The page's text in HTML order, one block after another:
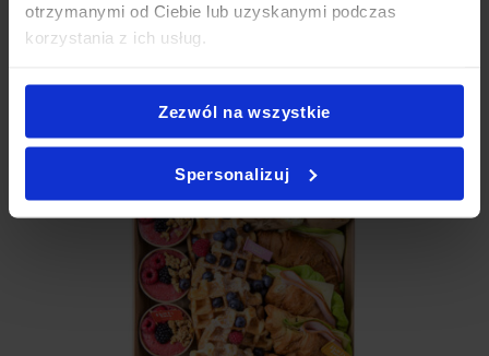
otrzymanymi od Ciebie lub uzyskanymi podczas
korzystania z ich usług.
Zezwól na wszystkie
Spersonalizuj
Jak zamówić PartyBox?